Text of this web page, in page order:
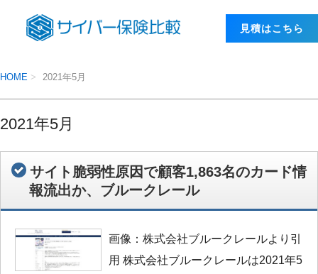
⾒積はこちら
HOME 2021年5月
2021年5月
サイト脆弱性原因で顧客1,863名のカード情
報流出か、ブルークレール
画像：株式会社ブルークレールより引
用 株式会社ブルークレールは2021年5